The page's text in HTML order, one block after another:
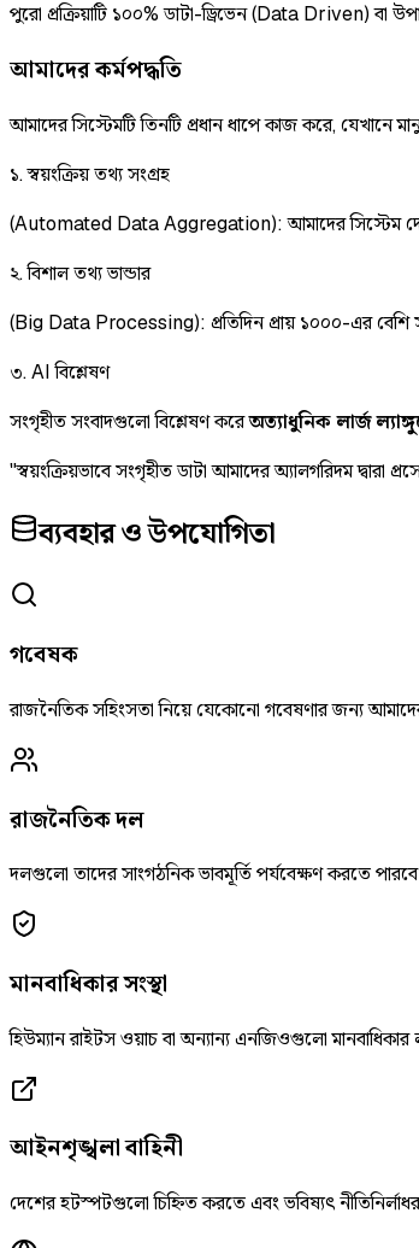
পুরো প্রক্রিয়াটি ১০০% ডাটা-ড্রিভেন (Data Driven) বা
আমাদের কর্মপদ্ধতি
আমাদের সিস্টেমটি তিনটি প্রধান ধাপে কাজ করে, যেখানে
১. স্বয়ংক্রিয় তথ্য সংগ্রহ
(Automated Data Aggregation): আমাদের সিস্টেম
২. বিশাল তথ্য ভান্ডার
(Big Data Processing): প্রতিদিন প্রায় ১০০০-এর বেশি
৩. AI বিশ্লেষণ
সংগৃহীত সংবাদগুলো বিশ্লেষণ করেঅত্যাধুনিক লার্জ
"স্বয়ংক্রিয়ভাবে সংগৃহীত ডাটা আমাদের অ্যালগরিদম দ্বারা
ব্যবহার ও উপযোগিতা
গবেষক
রাজনৈতিক সহিংসতা নিয়ে যেকোনো গবেষণার জন্য
রাজনৈতিক দল
দলগুলো তাদের সাংগঠনিক ভাবমূর্তি পর্যবেক্ষণ করতে পারবে
মানবাধিকার সংস্থা
হিউম্যান রাইটস ওয়াচ বা অন্যান্য এনজিওগুলো
আইনশৃঙ্খলা বাহিনী
দেশের হটস্পটগুলো চিহ্নিত করতে এবং ভবিষ্যৎ